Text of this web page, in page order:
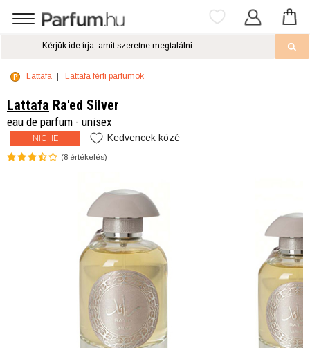
Lattafa Lattafa férfi parfümök
Lattafa Ra'ed Silver
eau de parfum - unisex
NICHE Kedvencek közé
(8 értékelés)